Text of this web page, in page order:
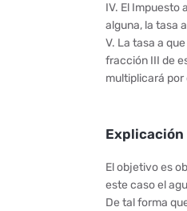
IV. El Impuesto
alguna, la tasa
V. La tasa a
fracción III de
multiplicará
Explicación
El objetivo es
este caso el
De tal forma